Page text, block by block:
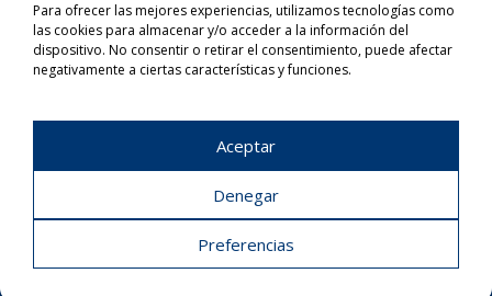
Para ofrecer las mejores experiencias, utilizamos tecnologías como
las cookies para almacenar y/o acceder a la información del
dispositivo. No consentir o retirar el consentimiento, puede afectar
negativamente a ciertas características y funciones.
Aceptar
Denegar
Preferencias
Chapron
Animales
Productos
Labaronne
Depósitos flexibles
Características
NUTRISET S.L. | Pol. Ind. El Cortés | 08262 Callús (Barcelona)